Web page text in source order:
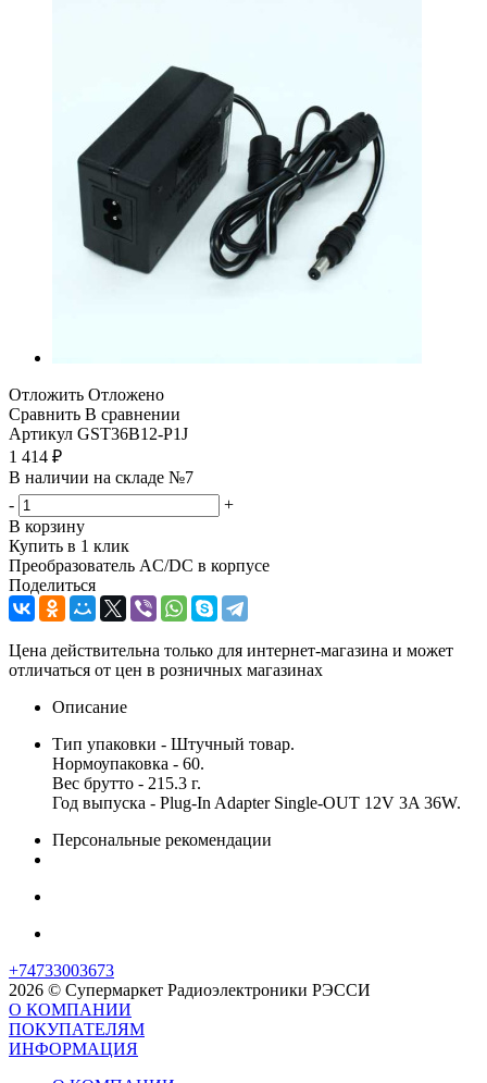
Отложить Отложено
Сравнить В сравнении
Артикул GST36B12-P1J
1 414 ₽
В наличии на складе №7
-
+
В корзину
Купить в 1 клик
Преобразователь AC/DC в корпусе
Поделиться
Цена действительна только для интернет-магазина и может
отличаться от цен в розничных магазинах
Описание
Тип упаковки - Штучный товар.
Нормоупаковка - 60.
Вес брутто - 215.3 г.
Год выпуска - Plug-In Adapter Single-OUT 12V 3A 36W.
Персональные рекомендации
+74733003673
2026 © Супермаркет Радиоэлектроники РЭССИ
О КОМПАНИИ
ПОКУПАТЕЛЯМ
ИНФОРМАЦИЯ